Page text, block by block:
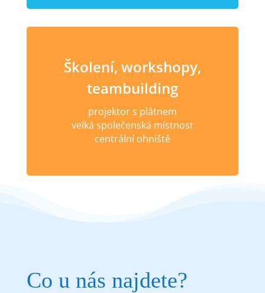
Školení, workshopy,
teambuilding
projektor s plátnem
velká společenská místnost
centrální ohniště
Co u nás najdete?